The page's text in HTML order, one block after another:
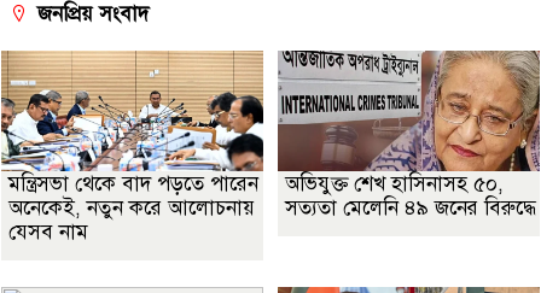
জনপ্রিয় সংবাদ
মন্ত্রিসভা থেকে বাদ পড়তে পারেন
অনেকেই, নতুন করে আলোচনায়
যেসব নাম
অভিযুক্ত শেখ হাসিনাসহ ৫০,
সত্যতা মেলেনি ৪৯ জনের বিরুদ্ধে